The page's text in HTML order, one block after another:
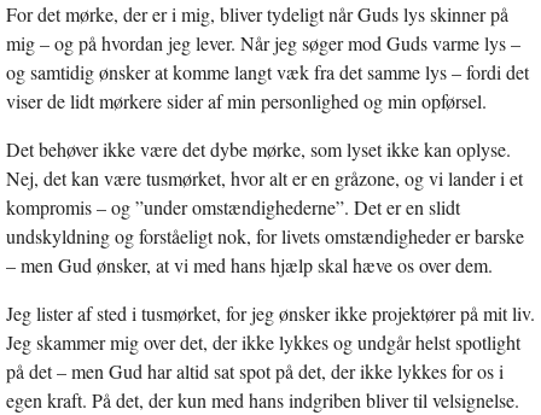
For det mørke, der er i mig, bliver tydeligt når Guds lys skinner på
mig – og på hvordan jeg lever. Når jeg søger mod Guds varme lys –
og samtidig ønsker at komme langt væk fra det samme lys – fordi det
viser de lidt mørkere sider af min personlighed og min opførsel.
Det behøver ikke være det dybe mørke, som lyset ikke kan oplyse.
Nej, det kan være tusmørket, hvor alt er en gråzone, og vi lander i et
kompromis – og ”under omstændighederne”. Det er en slidt
undskyldning og forståeligt nok, for livets omstændigheder er barske
– men Gud ønsker, at vi med hans hjælp skal hæve os over dem.
Jeg lister af sted i tusmørket, for jeg ønsker ikke projektører på mit liv.
Jeg skammer mig over det, der ikke lykkes og undgår helst spotlight
på det – men Gud har altid sat spot på det, der ikke lykkes for os i
egen kraft. På det, der kun med hans indgriben bliver til velsignelse.